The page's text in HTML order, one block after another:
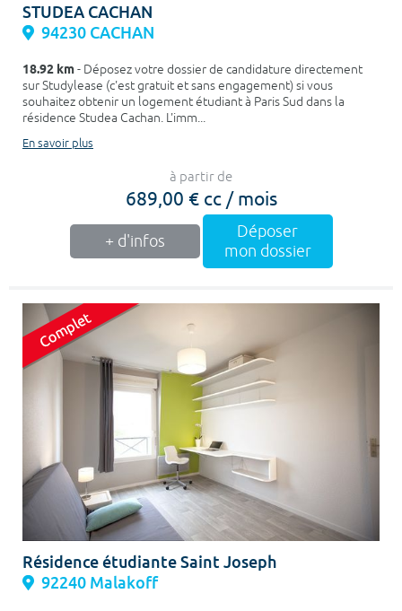
STUDEA CACHAN
94230 CACHAN
18.92 km- Déposez votre dossier de candidature directement
sur Studylease (c'est gratuit et sans engagement) si vous
souhaitez obtenir un logement étudiant à Paris Sud dans la
résidence Studea Cachan. L'imm...
En savoir plus
à partir de
689,00 € cc / mois
+ d'infos
Déposer
mon dossier
Résidence étudiante Saint Joseph
92240 Malakoff